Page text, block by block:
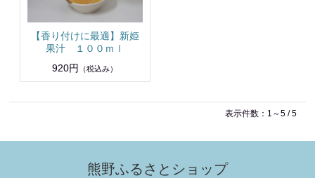
【香り付けに最適】新姫
果汁 １００ｍｌ
920円
（税込み）
表示件数：1～5 / 5
熊野ふるさとショップ